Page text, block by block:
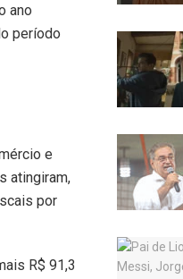
ano
período
e
atingiram,
por
R$ 91,3